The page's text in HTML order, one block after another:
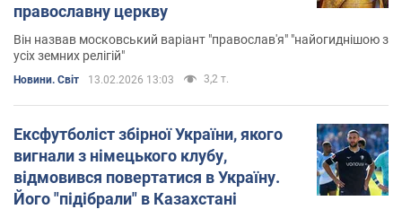
православну церкву
Він назвав московський варіант "православ'я" "найогиднішою з
усіх земних релігій"
Новини. Світ 13.02.2026 13:03 3,2 т.
Ексфутболіст збірної України, якого
вигнали з німецького клубу,
відмовився повертатися в Україну.
Його "підібрали" в Казахстані